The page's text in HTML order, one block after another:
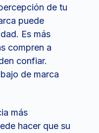
de tu
puede
Es más
compren a
confiar.
de marca
más
hacer que su